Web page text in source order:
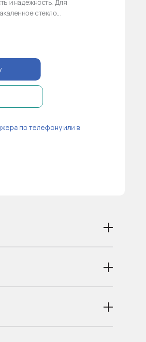
и надежность. Для
стекло...
по телефону или в